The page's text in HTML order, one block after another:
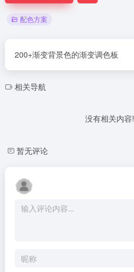
配色方案
200+渐变背景色的渐变调色板
相关导航
没有相关内容!
暂无评论